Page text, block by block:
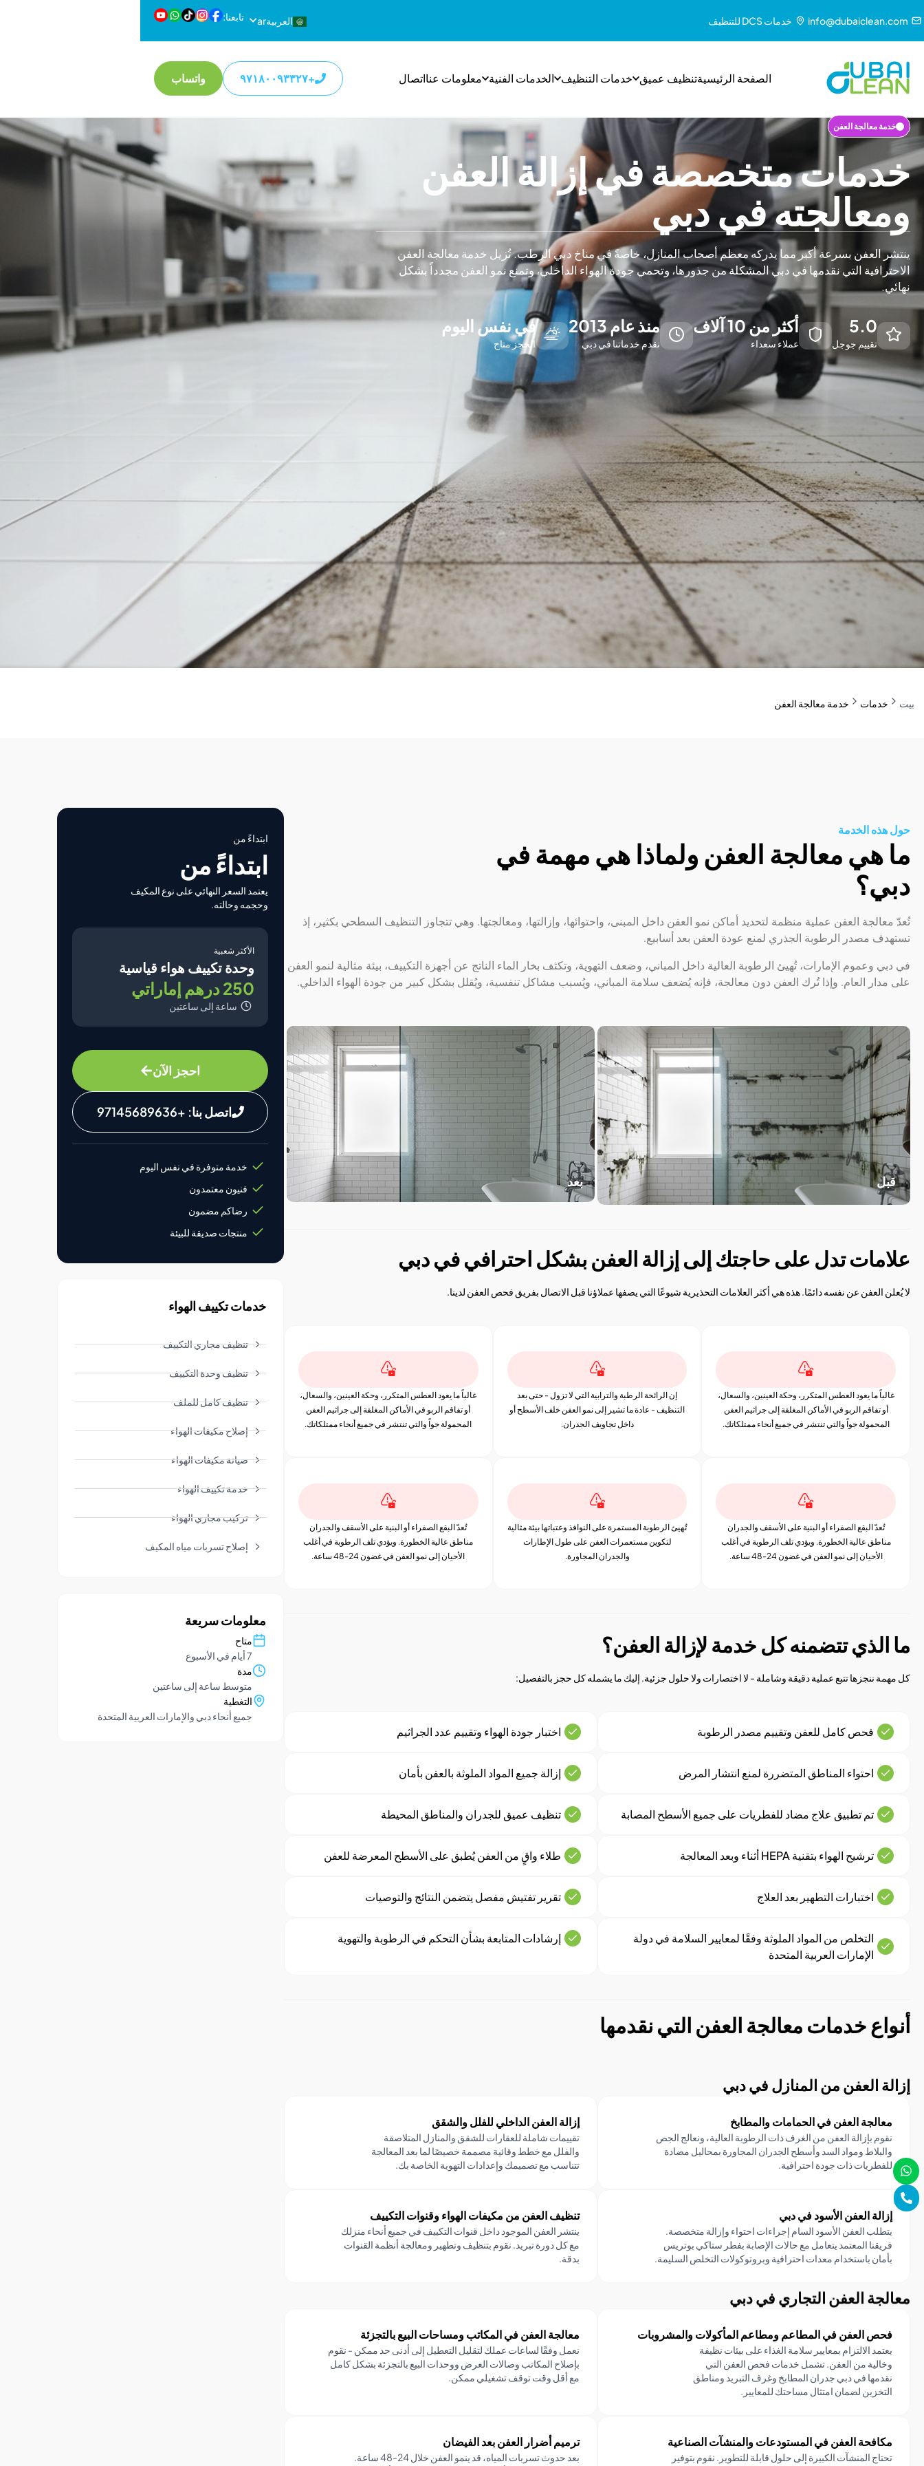
info@dubaiclean.com خدمات DCS للتنظيف العربيةar تابعنا:
الصفحة الرئيسيةتنظيف عميق خدمات التنظيف الخدمات الفنية معلومات عنااتصال +٩٧١٨٠٠٩٣٣٢٧ واتساب
خدمة معالجة العفن
خدمات متخصصة في إزالة العفن
ومعالجته في دبي
ينتشر العفن بسرعة أكبر مما يدركه معظم أصحاب المنازل، خاصةً في مناخ دبي الرطب. تُزيل خدمة معالجة العفن
الاحترافية التي نقدمها في دبي المشكلة من جذورها، وتحمي جودة الهواء الداخلي، وتمنع نمو العفن مجدداً بشكل
نهائي.
5.0
تقييم جوجل
أكثر من 10 آلاف
عملاء سعداء
منذ عام 2013
نقدم خدماتنا في دبي
في نفس اليوم
الحجز متاح
بيت خدمات خدمة معالجة العفن
حول هذه الخدمة
ما هي معالجة العفن ولماذا هي مهمة في
دبي؟
تُعدّ معالجة العفن عملية منظمة لتحديد أماكن نمو العفن داخل المبنى، واحتوائها، وإزالتها، ومعالجتها. وهي تتجاوز التنظيف السطحي بكثير، إذ
تستهدف مصدر الرطوبة الجذري لمنع عودة العفن بعد أسابيع.
في دبي وعموم الإمارات، تُهيئ الرطوبة العالية داخل المباني، وضعف التهوية، وتكثف بخار الماء الناتج عن أجهزة التكييف، بيئة مثالية لنمو العفن
على مدار العام. وإذا تُرك العفن دون معالجة، فإنه يُضعف سلامة المباني، ويُسبب مشاكل تنفسية، ويُقلل بشكل كبير من جودة الهواء الداخلي.
قبل بعد
علامات تدل على حاجتك إلى إزالة العفن بشكل احترافي في دبي
لا يُعلن العفن عن نفسه دائمًا. هذه هي أكثر العلامات التحذيرية شيوعًا التي يصفها عملاؤنا قبل الاتصال بفريق فحص العفن لدينا.
غالباً ما يعود العطس المتكرر، وحكة العينين، والسعال،
أو تفاقم الربو في الأماكن المغلقة إلى جراثيم العفن
المحمولة جواً والتي تنتشر في جميع أنحاء ممتلكاتك.
إن الرائحة الرطبة والترابية التي لا تزول - حتى بعد
التنظيف - عادة ما تشير إلى نمو العفن خلف الأسطح أو
داخل تجاويف الجدران.
غالباً ما يعود العطس المتكرر، وحكة العينين، والسعال،
أو تفاقم الربو في الأماكن المغلقة إلى جراثيم العفن
المحمولة جواً والتي تنتشر في جميع أنحاء ممتلكاتك.
تُعدّ البقع الصفراء أو البنية على الأسقف والجدران
مناطق عالية الخطورة. ويؤدي تلف الرطوبة في أغلب
الأحيان إلى نمو العفن في غضون 24-48 ساعة.
تُهيئ الرطوبة المستمرة على النوافذ وعتباتها بيئة مثالية
لتكوين مستعمرات العفن على طول الإطارات
والجدران المجاورة.
تُعدّ البقع الصفراء أو البنية على الأسقف والجدران
مناطق عالية الخطورة. ويؤدي تلف الرطوبة في أغلب
الأحيان إلى نمو العفن في غضون 24-48 ساعة.
ما الذي تتضمنه كل خدمة لإزالة العفن؟
كل مهمة ننجزها تتبع عملية دقيقة وشاملة - لا اختصارات ولا حلول جزئية. إليك ما يشمله كل حجز بالتفصيل:
فحص كامل للعفن وتقييم مصدر الرطوبة اختبار جودة الهواء وتقييم عدد الجراثيم
احتواء المناطق المتضررة لمنع انتشار المرض إزالة جميع المواد الملوثة بالعفن بأمان
تم تطبيق علاج مضاد للفطريات على جميع الأسطح المصابة تنظيف عميق للجدران والمناطق المحيطة
ترشيح الهواء بتقنية HEPA أثناء وبعد المعالجة طلاء واقٍ من العفن يُطبق على الأسطح المعرضة للعفن
اختبارات التطهير بعد العلاج تقرير تفتيش مفصل يتضمن النتائج والتوصيات
التخلص من المواد الملوثة وفقًا لمعايير السلامة في دولة
الإمارات العربية المتحدة
إرشادات المتابعة بشأن التحكم في الرطوبة والتهوية
أنواع خدمات معالجة العفن التي نقدمها
إزالة العفن من المنازل في دبي
معالجة العفن في الحمامات والمطابخ
نقوم بإزالة العفن من الغرف ذات الرطوبة العالية، ونعالج الجص
والبلاط ومواد السد وأسطح الجدران المجاورة بمحاليل مضادة
للفطريات ذات جودة احترافية.
إزالة العفن الداخلي للفلل والشقق
تقييمات شاملة للعقارات للشقق والمنازل المتلاصقة
والفلل مع خطط وقائية مصممة خصيصًا لما بعد المعالجة
تتناسب مع تصميمك وإعدادات التهوية الخاصة بك.
إزالة العفن الأسود في دبي
يتطلب العفن الأسود السام إجراءات احتواء وإزالة متخصصة.
فريقنا المعتمد يتعامل مع حالات الإصابة بفطر ستاكي بوتريس
بأمان باستخدام معدات احترافية وبروتوكولات التخلص السليمة.
تنظيف العفن من مكيفات الهواء وقنوات التكييف
ينتشر العفن الموجود داخل قنوات التكييف في جميع أنحاء منزلك
مع كل دورة تبريد. نقوم بتنظيف وتطهير ومعالجة أنظمة القنوات
بدقة.
معالجة العفن التجاري في دبي
فحص العفن في المطاعم ومطاعم المأكولات والمشروبات
يعتمد الالتزام بمعايير سلامة الغذاء على بيئات نظيفة
وخالية من العفن. تشمل خدمات فحص العفن التي
نقدمها في دبي جدران المطابخ وغرف التبريد ومناطق
التخزين لضمان امتثال مساحتك للمعايير.
معالجة العفن في المكاتب ومساحات البيع بالتجزئة
نعمل وفقًا لساعات عملك لتقليل التعطيل إلى أدنى حد ممكن - نقوم
بإصلاح المكاتب وصالات العرض ووحدات البيع بالتجزئة بشكل كامل
مع أقل وقت توقف تشغيلي ممكن.
مكافحة العفن في المستودعات والمنشآت الصناعية
تحتاج المنشآت الكبيرة إلى حلول قابلة للتطوير. نقوم بتوفير
ترميم أضرار العفن بعد الفيضان
بعد حدوث تسربات المياه، قد ينمو العفن خلال 24-48 ساعة.
ابتداءً من
ابتداءً من
يعتمد السعر النهائي على نوع المكيف
وحجمه وحالته.
الأكثر شعبية
وحدة تكييف هواء قياسية
250 درهم إماراتي
ساعة إلى ساعتين
احجز الآن
اتصل بنا: +97145689636
خدمة متوفرة في نفس اليوم
فنيون معتمدون
رضاكم مضمون
منتجات صديقة للبيئة
خدمات تكييف الهواء
تنظيف مجاري التكييف
تنظيف وحدة التكييف
تنظيف كامل للملف
إصلاح مكيفات الهواء
صيانة مكيفات الهواء
خدمة تكييف الهواء
تركيب مجاري الهواء
إصلاح تسربات مياه المكيف
معلومات سريعة
متاح
7 أيام في الأسبوع
مدة
متوسط ​​ساعة إلى ساعتين
التغطية
جميع أنحاء دبي والإمارات العربية المتحدة